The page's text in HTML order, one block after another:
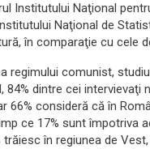
Institutului Naţional
Naţional de
în comparaţie cu cele
regimului comunist,
dintre cei intervievaţi
66% consideră că în
ce 17% sunt împotriva
în regiunea de